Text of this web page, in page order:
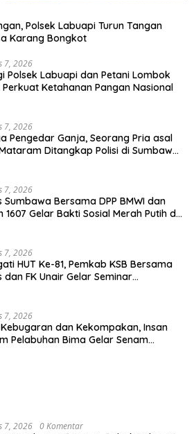
Polsek Labuapi Turun Tangan
Karang Bongkot
7, 2026
Polsek Labuapi dan Petani Lombok
Ketahanan Pangan Nasional
7, 2026
Pengedar Ganja, Seorang Pria asal
Ditangkap Polisi di Sumbawa
7, 2026
Sumbawa Bersama DPP BMWI dan
1607 Gelar Bakti Sosial Merah Putih di
7, 2026
HUT Ke-81, Pemkab KSB Bersama
dan FK Unair Gelar Seminar
7, 2026
dan Kekompakan, Insan
Pelabuhan Bima Gelar Senam
7, 2026 0 Komentar